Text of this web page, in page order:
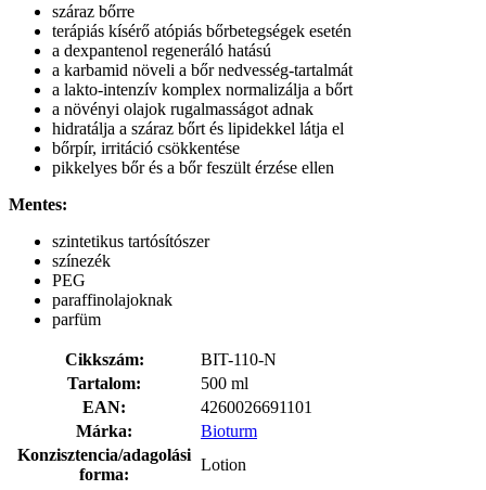
száraz bőrre
terápiás kísérő atópiás bőrbetegségek esetén
a dexpantenol regeneráló hatású
a karbamid növeli a bőr nedvesség-tartalmát
a lakto-intenzív komplex normalizálja a bőrt
a növényi olajok rugalmasságot adnak
hidratálja a száraz bőrt és lipidekkel látja el
bőrpír, irritáció csökkentése
pikkelyes bőr és a bőr feszült érzése ellen
Mentes:
szintetikus tartósítószer
színezék
PEG
paraffinolajoknak
parfüm
Cikkszám:
BIT-110-N
Tartalom:
500 ml
EAN:
4260026691101
Márka:
Bioturm
Konzisztencia/adagolási
forma:
Lotion